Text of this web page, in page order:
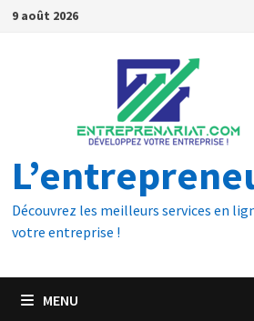
9 août 2026
Découvrez les meilleurs services en
votre entreprise !
MENU